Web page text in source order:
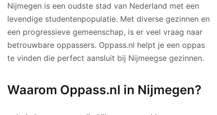
Nijmegen is een oudste stad van Nederland met een
levendige studentenpopulatie. Met diverse gezinnen en
een progressieve gemeenschap, is er veel vraag naar
betrouwbare oppassers. Oppass.nl helpt je een oppas
te vinden die perfect aansluit bij Nijmeegse gezinnen.
Waarom Oppass.nl in Nijmegen?